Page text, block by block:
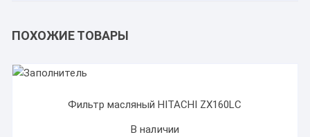
ПОХОЖИЕ ТОВАРЫ
Фильтр масляный HITACHI ZX160LC
В наличии